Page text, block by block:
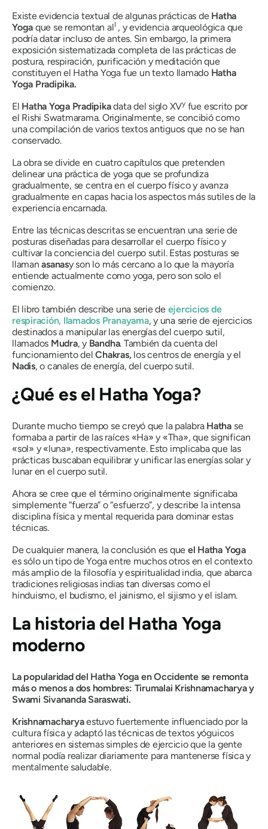
Existe evidencia textual de algunas prácticas de Hatha
Yoga que se remontan alI, y evidencia arqueológica que
podría datar incluso de antes. Sin embargo, la primera
exposición sistematizada completa de las prácticas de
postura, respiración, purificación y meditación que
constituyen el Hatha Yoga fue un texto llamado Hatha
Yoga Pradipika.
El Hatha Yoga Pradipikadata del siglo XVyfue escrito por
el Rishi Swatmarama. Originalmente, se concibió como
una compilación de varios textos antiguos que no se han
conservado.
La obra se divide en cuatro capítulos que pretenden
delinear una práctica de yoga que se profundiza
gradualmente, se centra en el cuerpo físico y avanza
gradualmente en capas hacia los aspectos más sutiles de la
experiencia encarnada.
Entre las técnicas descritas se encuentran una serie de
posturas diseñadas para desarrollar el cuerpo físico y
cultivar la conciencia del cuerpo sutil. Estas posturas se
llamanasanasy son lo más cercano a lo que la mayoría
entiende actualmente como yoga, pero son solo el
comienzo.
El libro también describe una serie de ejercicios de
respiración, llamados Pranayama,y una serie de ejercicios
destinados a manipular las energías del cuerpo sutil,
llamados Mudra,y Bandha. También da cuenta del
funcionamiento delChakras,los centros de energía y el
Nadis,o canales de energía, del cuerpo sutil.
¿Qué es el Hatha Yoga?
Durante mucho tiempo se creyó que la palabra Hatha se
formaba a partir de las raíces «Ha» y «Tha», que significan
«sol» y «luna», respectivamente. Esto implicaba que las
prácticas buscaban equilibrar y unificar las energías solar y
lunar en el cuerpo sutil.
Ahora se cree que el término originalmente significaba
simplemente “fuerza” o “esfuerzo”, y describe la intensa
disciplina física y mental requerida para dominar estas
técnicas.
De cualquier manera, la conclusión es que el Hatha Yoga
es sólo un tipo de Yoga entre muchos otros en el contexto
más amplio de la filosofía y espiritualidad india, que abarca
tradiciones religiosas indias tan diversas como el
hinduismo, el budismo, el jainismo, el sijismo y el islam.
La historia del Hatha Yoga
moderno
La popularidad del Hatha Yoga en Occidente se remonta
más o menos a dos hombres: Tirumalai Krishnamacharya y
Swami Sivananda Saraswati.
Krishnamacharyaestuvo fuertemente influenciado por la
cultura física y adaptó las técnicas de textos yóguicos
anteriores en sistemas simples de ejercicio que la gente
normal podía realizar diariamente para mantenerse física y
mentalmente saludable.